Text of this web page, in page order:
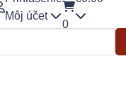
Môj účet
0